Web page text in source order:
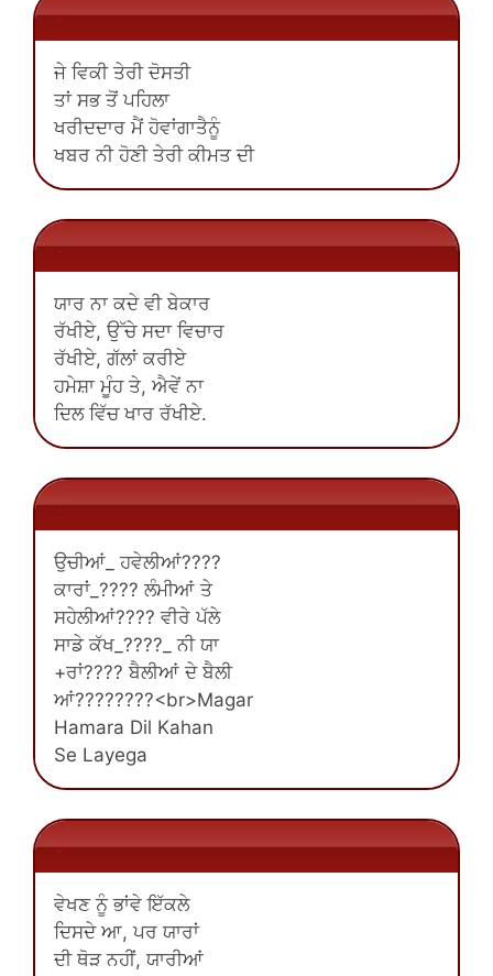
.
ਜੇ ਵਿਕੀ ਤੇਰੀ ਦੋਸਤੀ
ਤਾਂ ਸਭ ਤੋਂ ਪਹਿਲਾ
ਖਰੀਦਦਾਰ ਮੈਂ ਹੋਵਾਂਗਾਤੈਨੂੰ
ਖਬਰ ਨੀ ਹੋਣੀ ਤੇਰੀ ਕੀਮਤ ਦੀ
.
ਯਾਰ ਨਾ ਕਦੇ ਵੀ ਬੇਕਾਰ
ਰੱਖੀਏ, ਉੱਚੇ ਸਦਾ ਵਿਚਾਰ
ਰੱਖੀਏ, ਗੱਲਾਂ ਕਰੀਏ
ਹਮੇਸ਼ਾ ਮੂੰਹ ਤੇ, ਐਵੇਂ ਨਾ
ਦਿਲ ਵਿੱਚ ਖਾਰ ਰੱਖੀਏ.
.
ਉਚੀਆਂ_ ਹਵੇਲੀਆਂ????
ਕਾਰਾਂ_???? ਲੰਮੀਆਂ ਤੇ
ਸਹੇਲੀਆਂ???? ਵੀਰੇ ਪੱਲੇ
ਸਾਡੇ ਕੱਖ_????_ ਨੀ ਯਾ
+ਰਾਂ???? ਬੈਲੀਆਂ ਦੇ ਬੈਲੀ
ਆਂ????????<br>Magar
Hamara Dil Kahan
Se Layega
.
ਵੇਖਣ ਨੂੰ ਭਾਂਵੇ ਇੱਕਲੇ
ਦਿਸਦੇ ਆ, ਪਰ ਯਾਰਾਂ
ਦੀ ਥੋੜ ਨਹੀਂ, ਯਾਰੀਆਂ